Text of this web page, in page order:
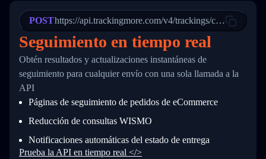
24
26
27
28
29
32
34
          },
          {
            "Date": "2017-03-06 15:28:00",
"StatusDescription": "Shipment
"Details": "BEIJING-
          }
        ]
    ]
}
POSThttps://api.trackingmore.com/v4/trackings/create
Seguimiento en tiempo real
Obtén resultados y actualizaciones instantáneas de
seguimiento para cualquier envío con una sola llamada a la
API
Páginas de seguimiento de pedidos de eCommerce
Reducción de consultas WISMO
Notificaciones automáticas del estado de entrega
Prueba la API en tiempo real </>